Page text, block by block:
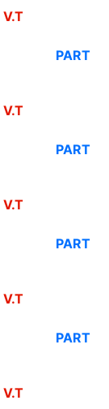
V.T
PART
V.T
PART
V.T
PART
V.T
PART
V.T